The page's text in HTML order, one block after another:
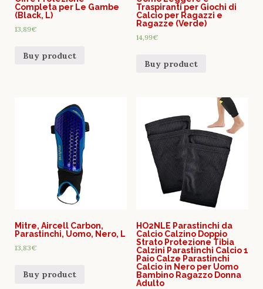
Completa per Le Gambe
(Black, L)
13,89€
Buy product
Traspiranti per Giochi di
Calcio per Ragazzi e
Ragazze (Verde)
14,99€
Buy product
Mitre, Aircell Carbon,
Parastinchi, Uomo, Nero, L
13,83€
Buy product
HO2NLE Parastinchi da
Calcio Calzino Doppio
Strato Protezione Tibia
Calzini Parastinchi Calcio 1
Paio Calze Parastinchi
Calcio in Nero per Uomo
Bambino Ragazzo Donna
Adulto